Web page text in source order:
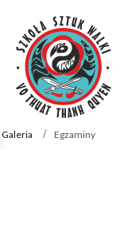
Galeria Egzaminy